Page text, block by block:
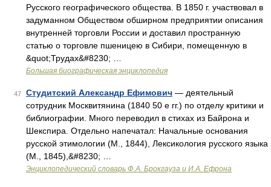
Русского географического общества. В 1850 г. участвовал в
задуманном Обществом обширном предприятии описания
внутренней торговли России и доставил пространную
статью о торговле пшеницею в Сибири, помещенную в
&quot;Трудах&#8230; …
Большая биографическая энциклопедия
47 Студитский Александр Ефимович — деятельный
сотрудник Москвитянина (1840 50 е гг.) по отделу критики и
библиографии. Много переводил в стихах из Байрона и
Шекспира. Отдельно напечатал: Начальные основания
русской этимологии (М., 1844), Лексикология русского языка
(М., 1845),&#8230; …
Энциклопедический словарь Ф.А. Брокгауза и И.А. Ефрона